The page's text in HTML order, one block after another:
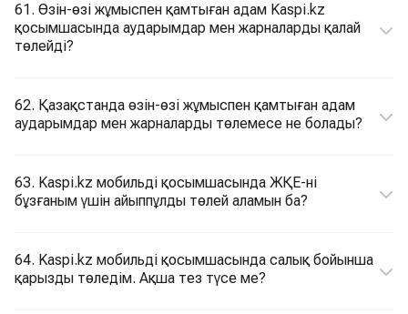
61. Өзін-өзі жұмыспен қамтыған адам Kaspi.kz
қосымшасында аударымдар мен жарналарды қалай
төлейді?
62. Қазақстанда өзін-өзі жұмыспен қамтыған адам
аударымдар мен жарналарды төлемесе не болады?
63. Kaspi.kz мобильді қосымшасында ЖҚЕ-ні
бұзғаным үшін айыппұлды төлей аламын ба?
64. Kaspi.kz мобильді қосымшасында салық бойынша
қарызды төледім. Ақша тез түсе ме?